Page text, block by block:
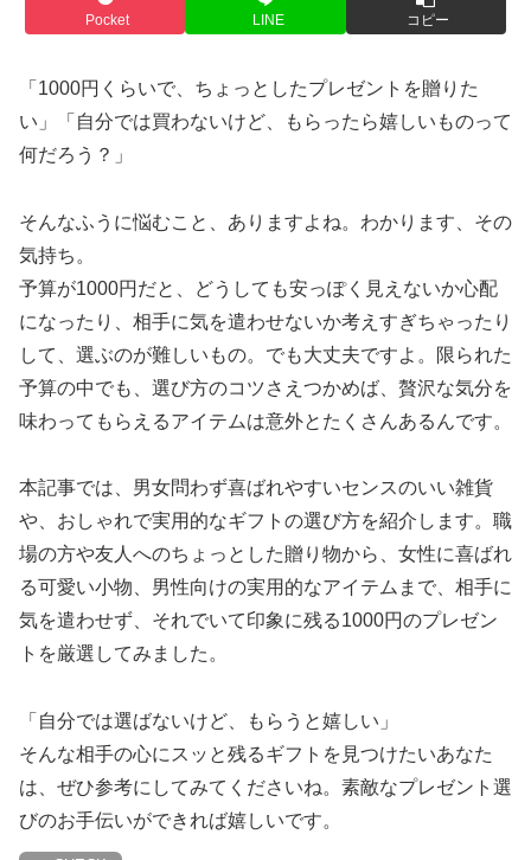
Pocket LINE コピー
「1000円くらいで、ちょっとしたプレゼントを贈りた
い」「自分では買わないけど、もらったら嬉しいものって
何だろう？」
そんなふうに悩むこと、ありますよね。わかります、その
気持ち。
予算が1000円だと、どうしても安っぽく見えないか心配
になったり、相手に気を遣わせないか考えすぎちゃったり
して、選ぶのが難しいもの。でも大丈夫ですよ。限られた
予算の中でも、選び方のコツさえつかめば、贅沢な気分を
味わってもらえるアイテムは意外とたくさんあるんです。
本記事では、男女問わず喜ばれやすいセンスのいい雑貨
や、おしゃれで実用的なギフトの選び方を紹介します。職
場の方や友人へのちょっとした贈り物から、女性に喜ばれ
る可愛い小物、男性向けの実用的なアイテムまで、相手に
気を遣わせず、それでいて印象に残る1000円のプレゼン
トを厳選してみました。
「自分では選ばないけど、もらうと嬉しい」
そんな相手の心にスッと残るギフトを見つけたいあなた
は、ぜひ参考にしてみてくださいね。素敵なプレゼント選
びのお手伝いができれば嬉しいです。